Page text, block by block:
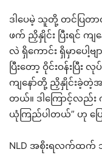
ဒါပေမဲ့ သူတို့ တင်ပြတာ
ဖက် ညှိနှိုင်း ပြီးရင် က
လဲ ရှိကောင်း ရှိမှာပေါ့
ပြီးတော့ ဝိုင်းဝန်းပ
ကျနော်တို့ ညှိနှိုင်းခဲ့တဲ့
တယ်။ ဒါကြောင့်လည်း
ယုံကြည်ပါတယ်” ဟု ပြ
NLD အစိုးရလက်ထက် ၁